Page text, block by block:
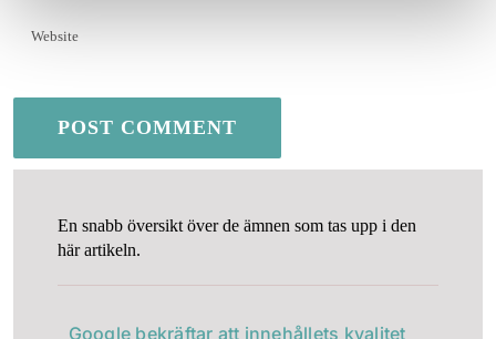
En snabb översikt över de ämnen som tas upp i den
här artikeln.
Google bekräftar att innehållets kvalitet